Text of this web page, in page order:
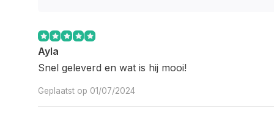
Ayla
Snel geleverd en wat is hij mooi!
Geplaatst op 01/07/2024